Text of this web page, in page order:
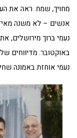
מחויך, שמח. ראה את
אנשים – לא משנה
באוקטובר. מדיווחים
נעמי אוחזת באמונה